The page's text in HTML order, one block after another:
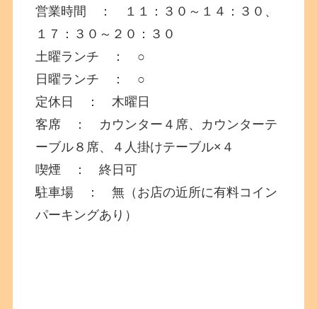
営業時間 ： １１：３０～１４：３０、
１７：３０～２０：３０
土曜ランチ ： ○
日曜ランチ ： ○
定休日 ： 木曜日
客席 ： カウンター４席、カウンターテ
ーブル８席、４人掛けテーブル×４
喫煙 ： 終日可
駐車場 ： 無（お店の近所に有料コイン
パーキングあり）